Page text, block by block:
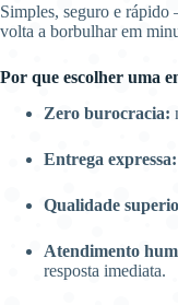
Simples, seguro e rápido
volta a borbulhar em
Por que escolher uma
Zero burocracia:
Entrega expressa:
Qualidade
Atendimento
resposta imediata.